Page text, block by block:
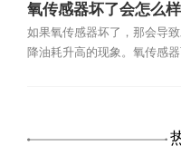
氧传感器坏了会怎么样
如果氧传感器坏了，那会导
降油耗升高的现象。氧传感器